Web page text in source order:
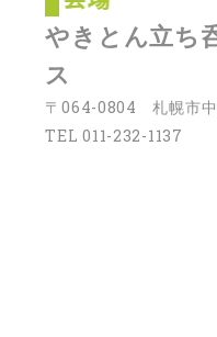
やきとん立ち
ス
〒064-0804 札幌市中
TEL 011-232-1137